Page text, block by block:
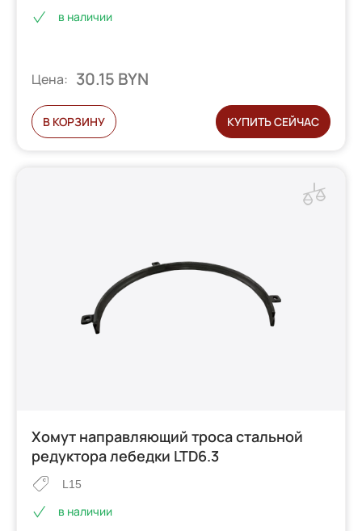
в наличии
Цена: 30.15 BYN
В КОРЗИНУ КУПИТЬ СЕЙЧАС
Хомут направляющий троса стальной
редуктора лебедки LTD6.3
L15
в наличии